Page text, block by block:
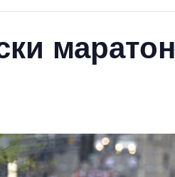
маратон